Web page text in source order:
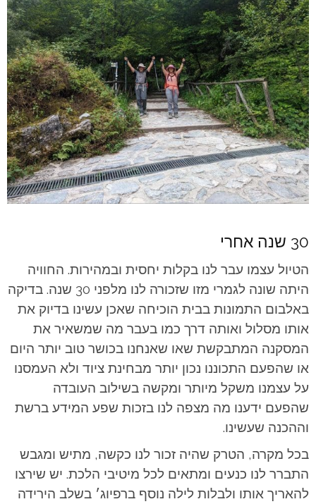
30 שנה אחרי
הטיול עצמו עבר לנו בקלות יחסית ובמהירות. החוויה
היתה שונה לגמרי מזו שזכורה לנו מלפני 30 שנה. בדיקה
באלבום התמונות בבית הוכיחה שאכן עשינו בדיוק את
אותו מסלול ואותה דרך כמו בעבר מה שמשאיר את
המסקנה המתבקשת שאו שאנחנו בכושר טוב יותר היום
או שהפעם התכוננו נכון יותר מבחינת ציוד ולא העמסנו
על עצמנו משקל מיותר ומקשה בשילוב העובדה
שהפעם ידענו מה מצפה לנו בזכות שפע המידע ברשת
וההכנה שעשינו.
בכל מקרה, הטרק שהיה זכור לנו כקשה, מתיש ומגבש
התברר לנו כנעים ומתאים לכל מיטיבי הלכת. יש שירצו
להאריך אותו ולבלות לילה נוסף ברפיוג׳ בשלב הירידה